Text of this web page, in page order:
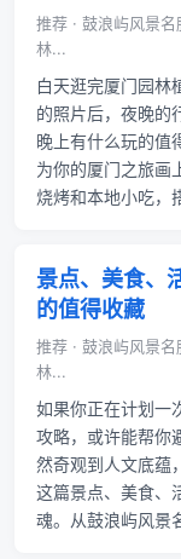
推荐 · 鼓浪屿风景
林...
白天逛完厦门园林
的照片后，夜晚的
晚上有什么玩的值
为你的厦门之旅画
烧烤和本地小吃，
景点、美食、
的值得收藏
推荐 · 鼓浪屿风景
林...
如果你正在计划一
攻略，或许能帮你
然奇观到人文底蕴
这篇景点、美食、
魂。从鼓浪屿风景